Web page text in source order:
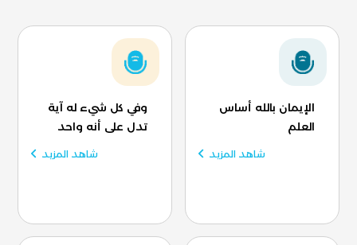
الإيمان بالله أساس
العلم
شاهد المزيد
وفي كل شيء له آية
تدل على أنه واحد
شاهد المزيد